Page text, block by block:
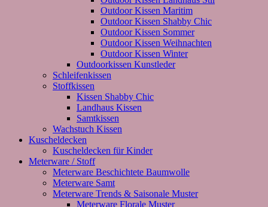
Outdoor Kissen Maritim
Outdoor Kissen Shabby Chic
Outdoor Kissen Sommer
Outdoor Kissen Weihnachten
Outdoor Kissen Winter
Outdoorkissen Kunstleder
Schleifenkissen
Stoffkissen
Kissen Shabby Chic
Landhaus Kissen
Samtkissen
Wachstuch Kissen
Kuscheldecken
Kuscheldecken für Kinder
Meterware / Stoff
Meterware Beschichtete Baumwolle
Meterware Samt
Meterware Trends & Saisonale Muster
Meterware Florale Muster